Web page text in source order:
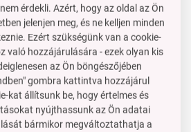
érdekli. Azért, hogy az oldal az Ön
jelenjen meg, és ne kelljen minden
Ezért szükségünk van a cookie-
való hozzájárulására - ezek olyan kis
az Ön böngészőjében
gombra kattintva hozzájárul
kat állítsunk be, hogy értelmes és
nyújthassunk az Ön adatai
bármikor megváltoztathatja a